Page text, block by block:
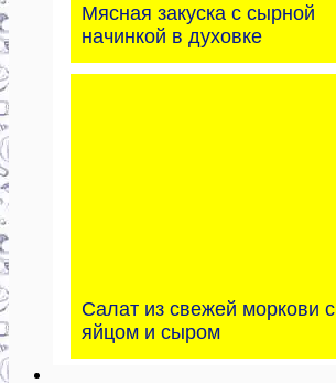
Мясная закуска с сырной
начинкой в духовке
Салат из свежей моркови с
яйцом и сыром